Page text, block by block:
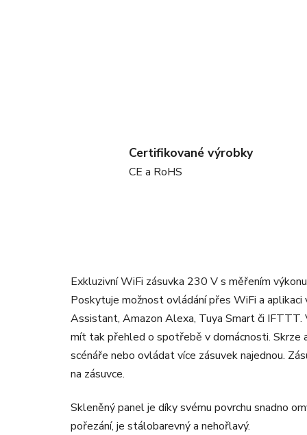
Certifikované výrobky
CE a RoHS
Exkluzivní WiFi zásuvka 230 V s měřením
Poskytuje možnost ovládání přes WiFi a
Assistant, Amazon Alexa, Tuya Smart či IFTTT.
mít tak přehled o spotřebě v domácnosti. Skrze
scénáře nebo ovládat více zásuvek najednou.
na zásuvce.
Skleněný panel je díky svému povrchu snadno
pořezání, je stálobarevný a nehořlavý.